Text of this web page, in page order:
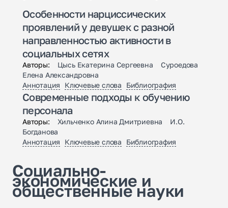
Особенности нарциссических
проявлений у девушек с разной
направленностью активности в
социальных сетях
Авторы:
Цысь Екатерина Сергеевна Суроедова
Елена Александровна
Аннотация
Ключевые слова Библиография
Современные подходы к обучению
персонала
Авторы:
Хильченко Алина Дмитриевна И.О.
Богданова
Аннотация
Ключевые слова Библиография
Социально-
экономические и
общественные науки